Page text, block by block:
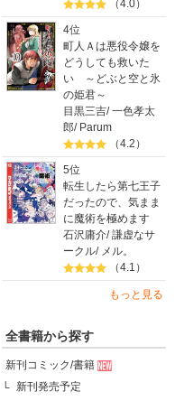
（4.0）
4位
町人Ａは悪役令嬢を
どうしても救いた
い ～どぶと空と氷
の姫君～
目黒三吉/一色孝太
郎/ Parum
（4.2）
5位
転生したら第七王子
だったので、気まま
に魔術を極めます
石沢庸介/謙虚なサ
ークル/ メル。
（4.1）
もっと見る
全書籍から探す
新刊コミック/書籍
新刊発売予定